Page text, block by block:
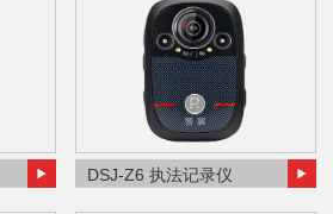
DSJ-Z6 执法记录仪